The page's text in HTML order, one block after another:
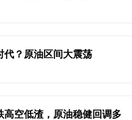
代？原油区间大震荡
高空低渣，原油稳健回调多